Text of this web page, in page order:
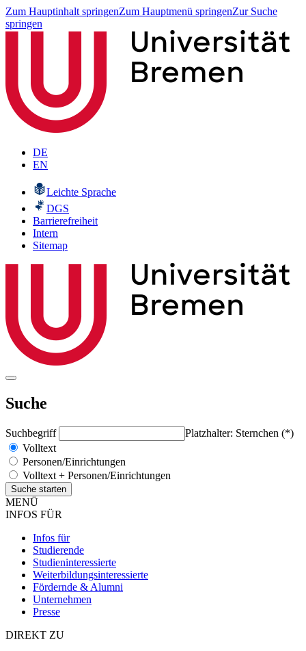
Zum Hauptinhalt springenZum Hauptmenü springenZur Suche
springen
DE
EN
Leichte Sprache
DGS
Barrierefreiheit
Intern
Sitemap
Suche
Suchbegriff
Platzhalter: Sternchen (*)
Volltext
Personen/Einrichtungen
Volltext + Personen/Einrichtungen
MENÜ
INFOS FÜR
Infos für
Studierende
Studieninteressierte
Weiterbildungsinteressierte
Fördernde & Alumni
Unternehmen
Presse
DIREKT ZU